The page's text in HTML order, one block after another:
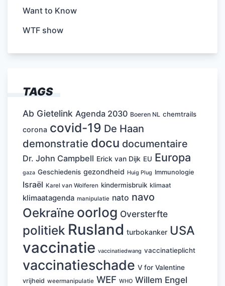
Want to Know
WTF show
TAGS
Ab Gietelink Agenda 2030 Boeren NL chemtrails
corona covid-19 De Haan
demonstratie docu documentaire
Dr. John Campbell Erick van Dijk EU Europa
gaza Geschiedenis gezondheid Huig Plug Immunologie
Israël Karel van Wolferen kindermisbruik klimaat
klimaatagenda manipulatie nato navo
Oekraïne oorlog Oversterfte
politiek Rusland turbokanker USA
vaccinatie vaccinatiedwang vaccinatieplicht
vaccinatieschade V for Valentine
vrijheid weermanipulatie WEF WHO Willem Engel